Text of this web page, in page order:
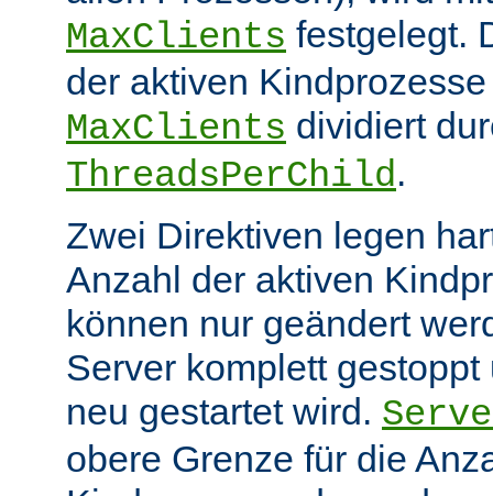
MaxClients festgelegt.
der aktiven
MaxClients dividiert
ThreadsPerChild.
Zwei Direktiven legen
Anzahl der aktiven
können nur geändert
Server komplett
neu gestartet wird.
obere Grenze für die